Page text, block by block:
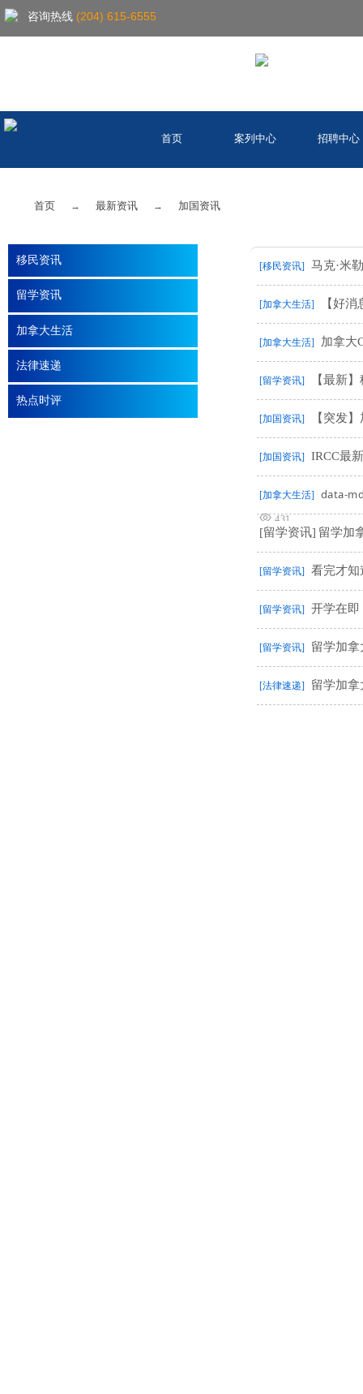
咨询热线 (204) 615-6555
首页 案列中心 招聘中心
首页 → 最新资讯 → 加国资讯
移民资讯
留学资讯
加拿大生活
法律速递
热点时评
[移民资讯] 马克·米
[加拿大生活] 【好
[加拿大生活] 加拿大
[留学资讯] 【最新
[加国资讯] 【突发
[加国资讯] IRCC最
[加拿大生活] data-
431
[留学资讯] 留学加
[留学资讯] 看完才知
[留学资讯] 开学在即
[留学资讯] 留学加
[法律速递] 留学加